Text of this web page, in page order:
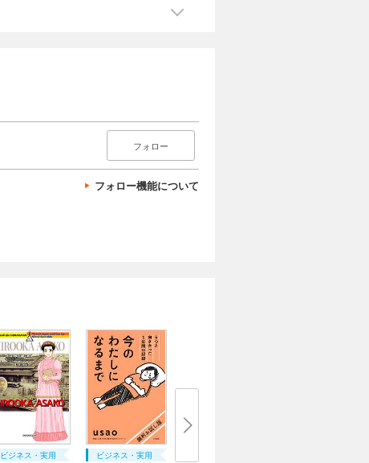
フォロー
フォロー機能について
ビジネス・実用 ビジネス・実用